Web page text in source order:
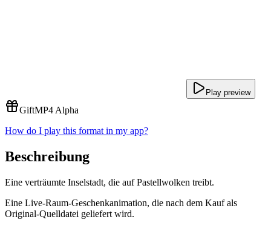
Play preview
GiftMP4 Alpha
How do I play this format in my app?
Beschreibung
Eine verträumte Inselstadt, die auf Pastellwolken treibt.
Eine Live-Raum-Geschenkanimation, die nach dem Kauf als
Original-Quelldatei geliefert wird.